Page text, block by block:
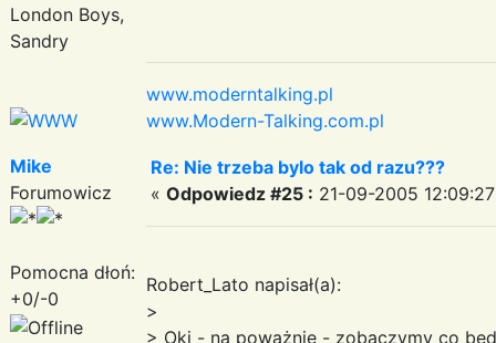
London Boys,
Sandry
www.moderntalking.pl
www.Modern-Talking.com.pl
Mike
Forumowicz
Pomocna dłoń:
+0/-0
Re: Nie trzeba bylo tak od razu???
« Odpowiedz #25 : 21-09-2005
Robert_Lato napisał(a):
>
> Oki - na poważnie - zobaczymy co